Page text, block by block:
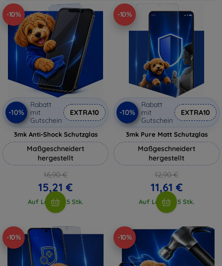
-10%
-10%
Rabatt
mit
Gutschein
EXTRA10
3mk Anti-Shock Schutzglas
Maßgeschneidert
hergestellt
16,90 €
15,21 €
Auf Lager > 5 Stk.
-10%
-10%
Rabatt
mit
Gutschein
EXTRA10
3mk Pure Matt Schutzglas
Maßgeschneidert
hergestellt
12,90 €
11,61 €
Auf Lager > 5 Stk.
-10% -10%